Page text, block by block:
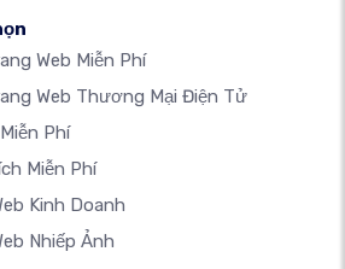
Web Miễn Phí
Web Thương Mại Điện Tử
Phí
Miễn Phí
Kinh Doanh
Nhiếp Ảnh